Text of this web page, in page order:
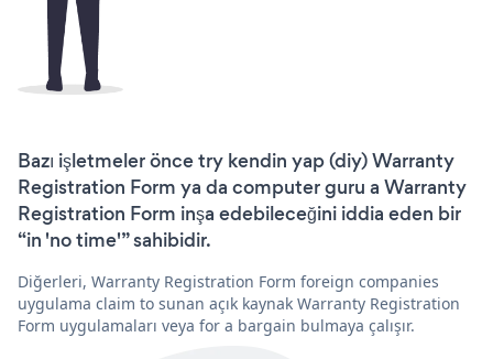
Bazı işletmeler önce try kendin yap (diy) Warranty
Registration Form ya da computer guru a Warranty
Registration Form inşa edebileceğini iddia eden bir
“in 'no time'” sahibidir.
Diğerleri, Warranty Registration Form foreign companies
uygulama claim to sunan açık kaynak Warranty Registration
Form uygulamaları veya for a bargain bulmaya çalışır.